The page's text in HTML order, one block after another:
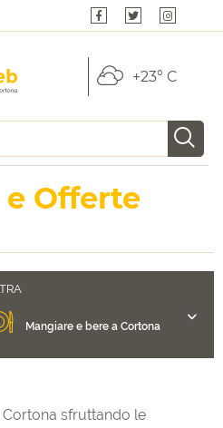
+23° C
e Offerte
Mangiare e bere a Cortona
sfruttando le